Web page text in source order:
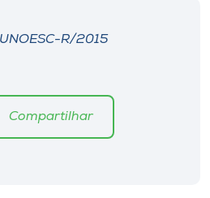
R/2015
Compartilhar